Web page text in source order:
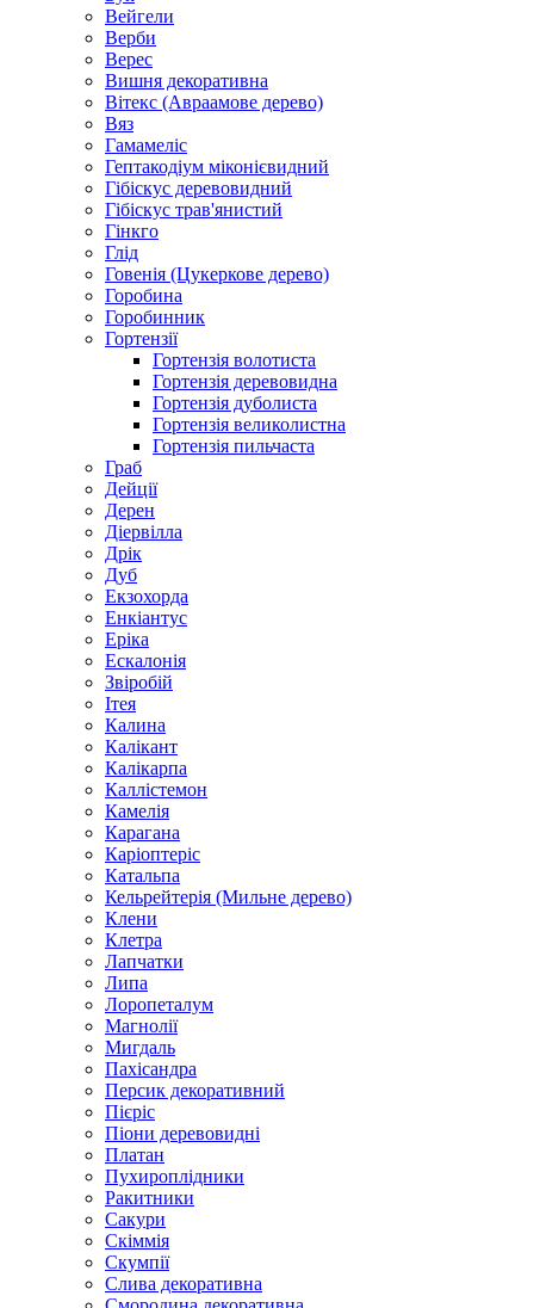
Вейгели
Верби
Верес
Вишня декоративна
Вітекс (Авраамове дерево)
Вяз
Гамамеліс
Гептакодіум міконієвидний
Гібіскус деревовидний
Гібіскус трав'янистий
Гінкго
Глід
Говенія (Цукеркове дерево)
Горобина
Горобинник
Гортензії
Гортензія волотиста
Гортензія деревовидна
Гортензія дуболиста
Гортензія великолистна
Гортензія пильчаста
Граб
Дейції
Дерен
Діервілла
Дрік
Дуб
Екзохорда
Енкіантус
Еріка
Ескалонія
Звіробій
Ітея
Калина
Калікант
Калікарпа
Каллістемон
Камелія
Карагана
Каріоптеріс
Катальпа
Кельрейтерія (Мильне дерево)
Клени
Клетра
Лапчатки
Липа
Лоропеталум
Магнолії
Мигдаль
Пахісандра
Персик декоративний
Пієріс
Піони деревовидні
Платан
Пухироплідники
Ракитники
Сакури
Скіммія
Скумпії
Слива декоративна